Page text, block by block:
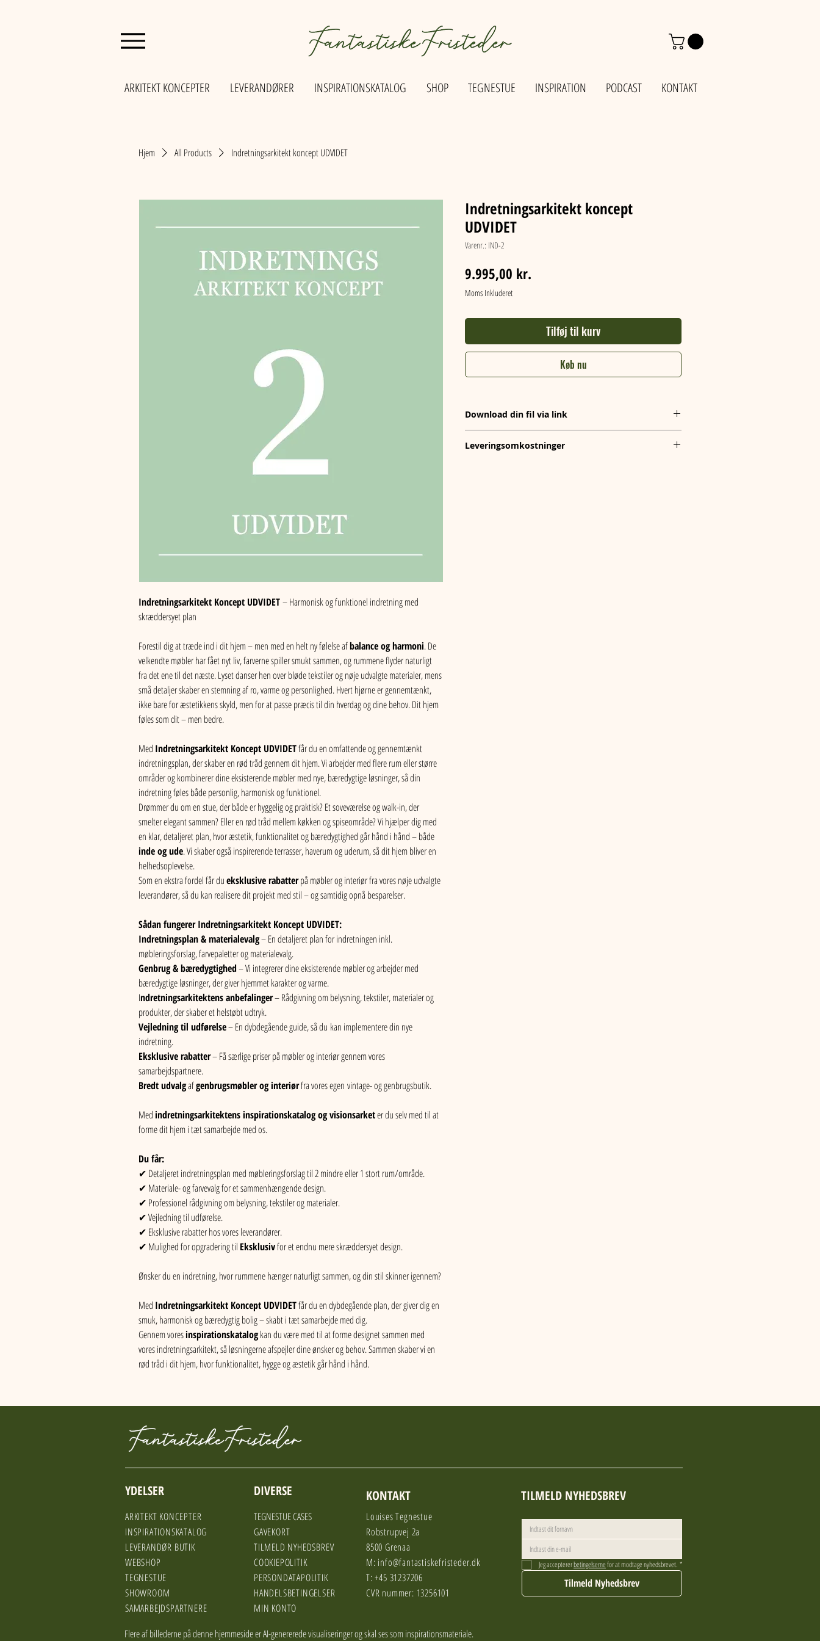
ARKITEKT KONCEPTER LEVERANDØRER INSPIRATIONSKATALOG SHOP TEGNESTUE INSPIRATION PODCAST KONTAKT
Hjem All Products Indretningsarkitekt koncept UDVIDET
Indretningsarkitekt Koncept UDVIDET – Harmonisk og funktionel indretning med
skræddersyet plan
Forestil dig at træde ind i dit hjem – men med en helt ny følelse af balance og harmoni. De
velkendte møbler har fået nyt liv, farverne spiller smukt sammen, og rummene flyder naturligt
fra det ene til det næste. Lyset danser hen over bløde tekstiler og nøje udvalgte materialer, mens
små detaljer skaber en stemning af ro, varme og personlighed. Hvert hjørne er gennemtænkt,
ikke bare for æstetikkens skyld, men for at passe præcis til din hverdag og dine behov. Dit hjem
føles som dit – men bedre.
Med Indretningsarkitekt Koncept UDVIDET får du en omfattende og gennemtænkt
indretningsplan, der skaber en rød tråd gennem dit hjem. Vi arbejder med flere rum eller større
områder og kombinerer dine eksisterende møbler med nye, bæredygtige løsninger, så din
indretning føles både personlig, harmonisk og funktionel.
Drømmer du om en stue, der både er hyggelig og praktisk? Et soveværelse og walk-in, der
smelter elegant sammen? Eller en rød tråd mellem køkken og spiseområde? Vi hjælper dig med
en klar, detaljeret plan, hvor æstetik, funktionalitet og bæredygtighed går hånd i hånd – både
inde og ude. Vi skaber også inspirerende terrasser, haverum og uderum, så dit hjem bliver en
helhedsoplevelse.
Som en ekstra fordel får du eksklusive rabatter på møbler og interiør fra vores nøje udvalgte
leverandører, så du kan realisere dit projekt med stil – og samtidig opnå besparelser.
Sådan fungerer Indretningsarkitekt Koncept UDVIDET:
Indretningsplan & materialevalg – En detaljeret plan for indretningen inkl.
møbleringsforslag, farvepaletter og materialevalg.
Genbrug & bæredygtighed – Vi integrerer dine eksisterende møbler og arbejder med
bæredygtige løsninger, der giver hjemmet karakter og varme.
Indretningsarkitektens anbefalinger – Rådgivning om belysning, tekstiler, materialer og
produkter, der skaber et helstøbt udtryk.
Vejledning til udførelse – En dybdegående guide, så du kan implementere din nye
indretning.
Eksklusive rabatter – Få særlige priser på møbler og interiør gennem vores
samarbejdspartnere.
Bredt udvalg af genbrugsmøbler og interiør fra vores egen vintage- og genbrugsbutik.
Med indretningsarkitektens inspirationskatalog og visionsarket er du selv med til at
forme dit hjem i tæt samarbejde med os.
Du får:
✔ Detaljeret indretningsplan med møbleringsforslag til 2 mindre eller 1 stort rum/område.
✔ Materiale- og farvevalg for et sammenhængende design.
✔ Professionel rådgivning om belysning, tekstiler og materialer.
✔ Vejledning til udførelse.
✔ Eksklusive rabatter hos vores leverandører.
✔ Mulighed for opgradering til Eksklusiv for et endnu mere skræddersyet design.
Ønsker du en indretning, hvor rummene hænger naturligt sammen, og din stil skinner igennem?
Med Indretningsarkitekt Koncept UDVIDET får du en dybdegående plan, der giver dig en
smuk, harmonisk og bæredygtig bolig – skabt i tæt samarbejde med dig.
Gennem vores inspirationskatalog kan du være med til at forme designet sammen med
vores indretningsarkitekt, så løsningerne afspejler dine ønsker og behov. Sammen skaber vi en
rød tråd i dit hjem, hvor funktionalitet, hygge og æstetik går hånd i hånd.
Indretningsarkitekt koncept
UDVIDET
Varenr.: IND-2
9.995,00 kr.
Moms Inkluderet
Tilføj til kurv
Køb nu
Download din fil via link
modtager linket efter køb og kan tilgå det direkte for at hente din fil.
Leveringsomkostninger
KONTAKT
ARKITEKT KONCEPTER
INSPIRATIONSKATALOG
LEVERANDØR BUTIK
WEBSHOP
TEGNESTUE
SHOWROOM
SAMARBEJDSPARTNERE
TEGNESTUE CASES
GAVEKORT
TILMELD NYHEDSBREV
COOKIEPOLITIK
PERSONDATAPOLITIK
HANDELSBETINGELSER
MIN KONTO
Louises Tegnestue
Robstrupvej 2a
8500 Grenaa
M: info@fantastiskefristeder.dk
T: +45 31237206
CVR nummer: 13256101
Flere af billederne på denne hjemmeside er AI-genererede visualiseringer og skal ses som inspirationsmateriale.
TILMELD NYHEDSBREV
Jeg accepterer betingelserne for at modtage nyhedsbrevet. *
Tilmeld Nyhedsbrev
DIVERSE
YDELSER